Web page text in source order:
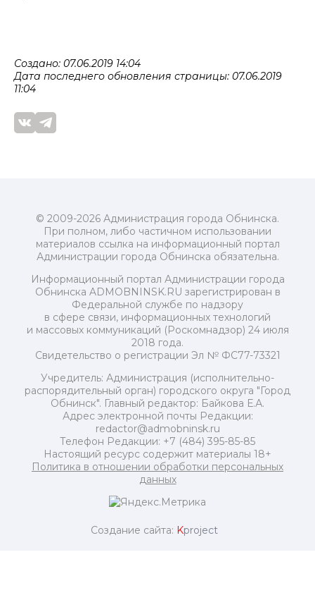
Создано: 07.06.2019 14:04
Дата последнего обновления страницы: 07.06.2019
11:04
© 2009-2026 Администрация города Обнинска.
При полном, либо частичном использовании
материалов ссылка на информационный портал
Администрации города Обнинска обязательна.
Информационный портал Администрации города
Обнинска ADMOBNINSK.RU зарегистрирован в
Федеральной службе по надзору
в сфере связи, информационных технологий
и массовых коммуникаций (Роскомнадзор) 24 июля
2018 года.
Свидетельство о регистрации Эл № ФС77-73321
Учредитель: Администрация (исполнительно-
распорядительный орган) городского округа "Город
Обнинск". Главный редактор: Байкова Е.А.
Адрес электронной почты Редакции:
redactor@admobninsk.ru
Телефон Редакции: +7 (484) 395-85-85
Настоящий ресурс содержит материалы 18+
Политика в отношении обработки персональных
данных
Создание сайта: Kproject